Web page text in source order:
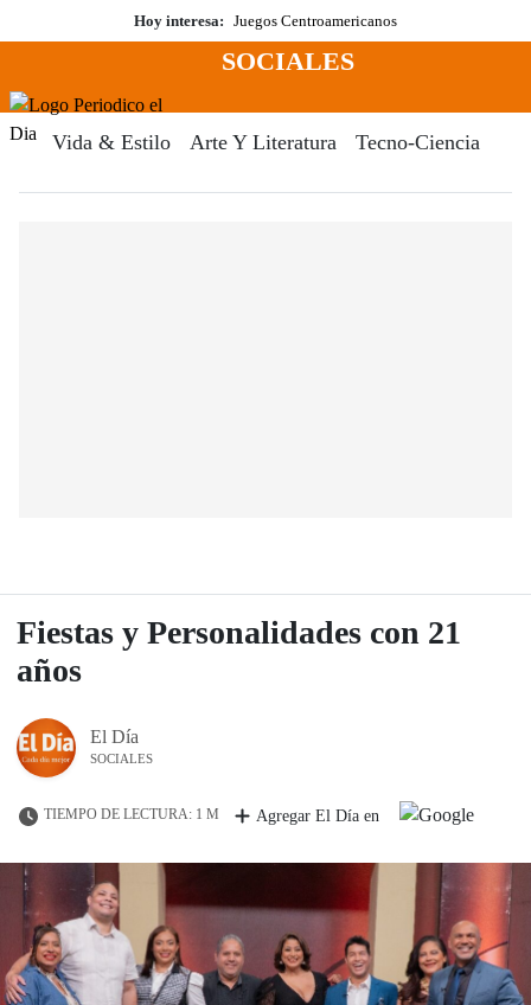
al
Hoy interesa: Juegos Centroamericanos
Menú
SOCIALES
Vida & Estilo Arte Y Literatura Tecno-Ciencia
Fiestas y Personalidades con 21
años
El Día
SOCIALES
TIEMPO DE LECTURA: 1 M Agregar El Día en